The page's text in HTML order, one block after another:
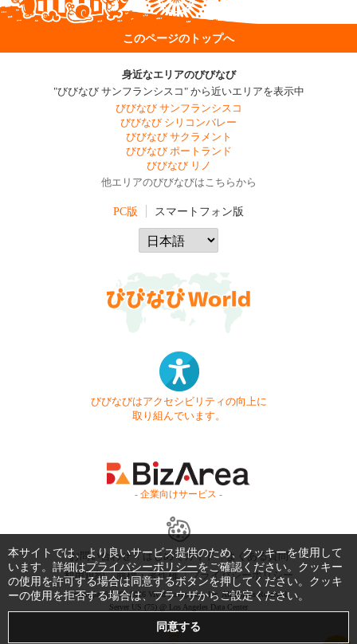
このページのトップへ
身近なエリアのびびなび
"びびなび サンフランシスコ" から近いエリアを表示中
びびなび サンフランシスコ
びびなび シリコンバレー
びびなび サクラメント
びびなび ポートランド
びびなび リノ
他エリアのびびなびはこちらから
PC版 スマートフォン版
びびなびはアクセシビリティの向上に
取り組んでいます。
- 企業向けサービス -
お問い合わせ はじめてガイド
よくある質問
利用規約
商標・著作権 プライバシーポリシー
Copyright © 1999-2026 Vivid Navigation, Inc. All Rights Reserved.
Server US (75) @ Los Angeles Data Center
本サイトでは、より良いサービス提供のため、クッキーを使用して
います。詳細はプライバシーポリシーをご確認ください。クッキー
の使用を許可する場合は同意するボタンを押してください。クッキ
ーの使用を拒否する場合は、ブラウザからご設定ください。